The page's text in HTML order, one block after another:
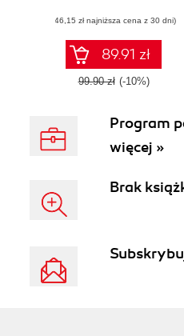
(46,15 zł najniższa cena z 30 dni)
89.91 zł
99.90 zł (-10%)
Program
więcej »
Brak